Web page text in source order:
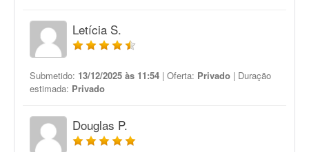
Letícia S.
Submetido: 13/12/2025 às 11:54 | Oferta: Privado | Duração
estimada: Privado
Douglas P.